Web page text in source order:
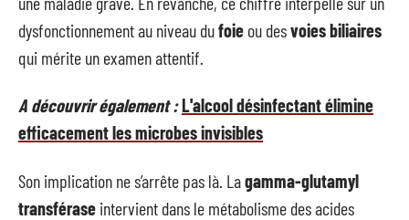
dysfonctionnement au niveau dufoie ou desvoies biliaires
qui mérite un examen attentif.
A découvrir également :L'alcool désinfectant élimine
efficacement les microbes invisibles
Son implication ne s’arrête pas là. Lagamma-glutamyl
transférase intervient dans le métabolisme des acides